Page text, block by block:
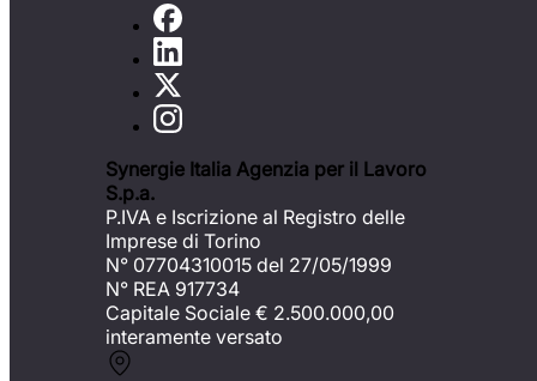
Synergie Italia Agenzia per il Lavoro
S.p.a.
P.IVA e Iscrizione al Registro delle
Imprese di Torino
N° 07704310015 del 27/05/1999
N° REA 917734
Capitale Sociale € 2.500.000,00
interamente versato